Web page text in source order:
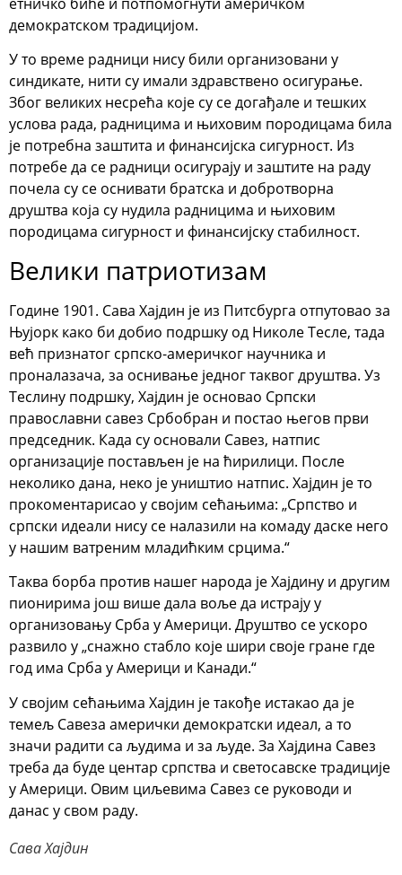
демократском традицијом.
У то време радници нису били организовани у
синдикате, нити су имали здравствено осигурање.
Због великих несрећа које су се догађале и тешких
услова рада, радницима и њиховим породицама била
је потребна заштита и финансијска сигурност. Из
потребе да се радници осигурају и заштите на раду
почела су се оснивати братска и добротворна
друштва која су нудила радницима и њиховим
породицама сигурност и финансијску стабилност.
Велики патриотизам
Године 1901. Сава Хајдин је из Питсбурга отпутовао за
Њујорк како би добио подршку од Николе Тесле, тада
већ признатог српско-америчког научника и
проналазача, за оснивање једног таквог друштва. Уз
Теслину подршку, Хајдин је основао Српски
православни савез Србобран и постао његов први
председник. Када су основали Савез, натпис
организације постављен је на ћирилици. После
неколико дана, неко је уништио натпис. Хајдин је то
прокоментарисао у својим сећањима: „Српство и
српски идеали нису се налазили на комаду даске него
у нашим ватреним младићким срцима.“
Таква борба против нашег народа је Хајдину и другим
пионирима још више дала воље да истрају у
организовању Срба у Америци. Друштво се ускоро
развило у „снажно стабло које шири своје гране где
год има Срба у Америци и Канади.“
У својим сећањима Хајдин је такође истакао да је
темељ Савеза амерички демократски идеал, а то
значи радити са људима и за људе. За Хајдина Савез
треба да буде центар српства и светосавске традиције
у Америци. Овим циљевима Савез се руководи и
данас у свом раду.
Сава Хајдин